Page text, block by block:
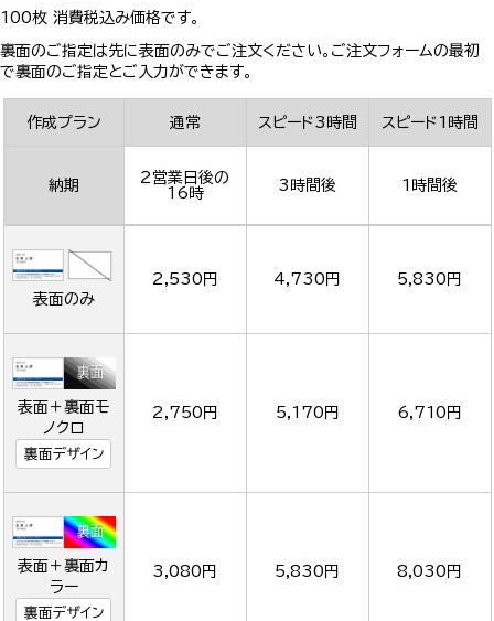
100枚 消費税込み価格です。
裏面のご指定は先に表面のみでご注文ください。ご注文フォームの最初
で裏面のご指定とご入力ができます。
作成プラン 通常 スピード3時間 スピード1時間
納期
2営業日後の
16時
3時間後 1時間後
表面のみ
2,530円 4,730円 5,830円
表面＋裏面モ
ノクロ
裏面デザイン
2,750円 5,170円 6,710円
表面＋裏面カ
ラー
裏面デザイン
3,080円 5,830円 8,030円